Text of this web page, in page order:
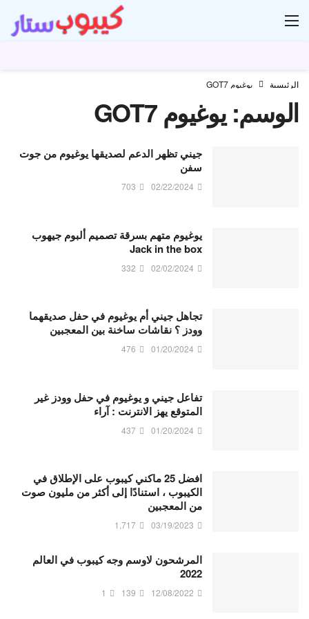
الرئيسية يوغيوم GOT7
الوسم:يوغيوم GOT7
جيني تظهر الدعم لصديقها يوغيوم من جوت
سفن
02/22/2024
703
يوغيوم متهم بسرقة تصميم ألبوم جيهوب
Jack in the box
02/02/2024
332
تجاهل جيني أم يوغيوم في حفل صديقهما
وودز ؟ نقاشات ساخنة بين المعجبين
01/20/2024
476
تفاعل جيني و يوغيوم في حفل وودز غير
المتوقع يهز الانترنت : آراء
01/20/2024
437
افضل 25 ماكني كيبوب على الإطلاق في
الكيبوب ، استنادًا إلى أكثر من مليون صوت
من المعجبين
03/19/2023
1,717
المرشحون لاوسم وجه كيبوب في العالم
2022
12/08/2022
139
1